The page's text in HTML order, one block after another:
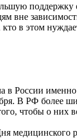
вне
в этом
в России
В РФ более
чтобы о них
медицинского